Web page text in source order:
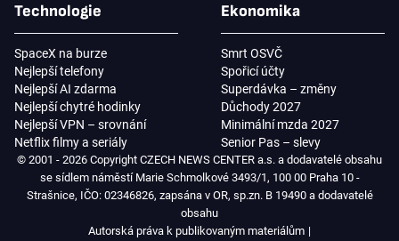
Technologie
SpaceX na burze
Nejlepší telefony
Nejlepší AI zdarma
Nejlepší chytré hodinky
Nejlepší VPN – srovnání
Netflix filmy a seriály
Ekonomika
Smrt OSVČ
Spořicí účty
Superdávka – změny
Důchody 2027
Minimální mzda 2027
Senior Pas – slevy
© 2001 - 2026 Copyright CZECH NEWS CENTER a.s. a dodavatelé obsahu
se sídlem náměstí Marie Schmolkové 3493/1, 100 00 Praha 10 -
Strašnice, IČO: 02346826, zapsána v OR, sp.zn. B 19490 a dodavatelé
obsahu
Autorská práva k publikovaným materiálům